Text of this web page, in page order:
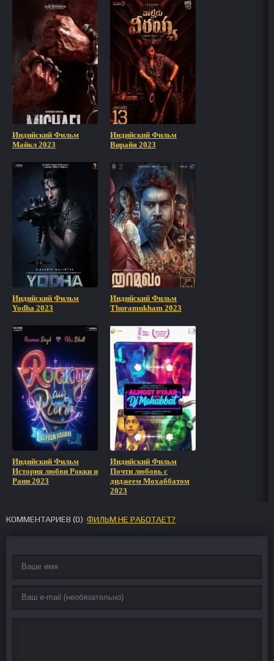
Индийский Фильм
Майкл 2023
Индийский Фильм
Вирайя 2023
Индийский Фильм
Yodha 2023
Индийский Фильм
Thuramukham 2023
Индийский Фильм
История любви Рокки и
Рани 2023
Индийский Фильм
Почти любовь с
диджеем Мохаббатом
2023
КОММЕНТАРИЕВ (0) ФИЛЬМ НЕ РАБОТАЕТ?